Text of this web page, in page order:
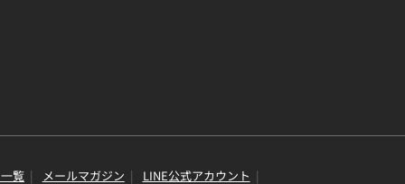
覧 メールマガジン LINE公式アカウント